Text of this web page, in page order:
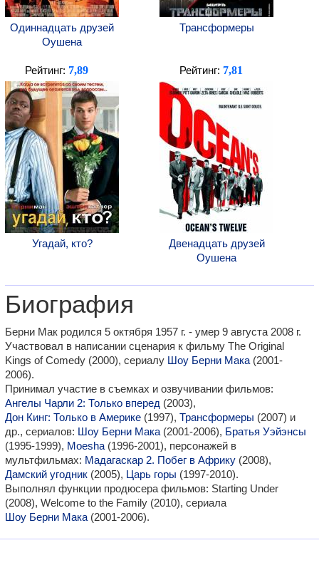
Одиннадцать друзей
Оушена
Трансформеры
Рейтинг: 7,89
Угадай, кто?
Рейтинг: 7,81
Двенадцать друзей
Оушена
Биография
Берни Мак родился 5 октября 1957 г. - умер 9 августа 2008 г.
Участвовал в написании сценария к фильму The Original
Kings of Comedy (2000), сериалу Шоу Берни Мака (2001-
2006).
Принимал участие в съемках и озвучивании фильмов:
Ангелы Чарли 2: Только вперед (2003),
Дон Кинг: Только в Америке (1997), Трансформеры (2007) и
др., сериалов: Шоу Берни Мака (2001-2006), Братья Уэйэнсы
(1995-1999), Moesha (1996-2001), персонажей в
мультфильмах: Мадагаскар 2. Побег в Африку (2008),
Дамский угодник (2005), Царь горы (1997-2010).
Выполнял функции продюсера фильмов: Starting Under
(2008), Welcome to the Family (2010), сериала
Шоу Берни Мака (2001-2006).